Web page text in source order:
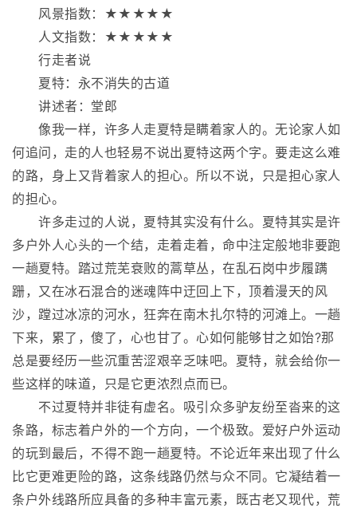
风景指数：★★★★★
人文指数：★★★★★
行走者说
夏特：永不消失的古道
讲述者：堂郎
像我一样，许多人走夏特是瞒着家人的。无论家人如
何追问，走的人也轻易不说出夏特这两个字。要走这么难
的路，身上又背着家人的担心。所以不说，只是担心家人
的担心。
许多走过的人说，夏特其实没有什么。夏特其实是许
多户外人心头的一个结，走着走着，命中注定般地非要跑
一趟夏特。踏过荒芜衰败的蒿草丛，在乱石岗中步履蹒
跚，又在冰石混合的迷魂阵中迂回上下，顶着漫天的风
沙，蹚过冰凉的河水，狂奔在南木扎尔特的河滩上。一趟
下来，累了，傻了，心也甘了。心如何能够甘之如饴?那
总是要经历一些沉重苦涩艰辛乏味吧。夏特，就会给你一
些这样的味道，只是它更浓烈点而已。
不过夏特并非徒有虚名。吸引众多驴友纷至沓来的这
条路，标志着户外的一个方向，一个极致。爱好户外运动
的玩到最后，不得不跑一趟夏特。不论近年来出现了什么
比它更难更险的路，这条线路仍然与众不同。它凝结着一
条户外线路所应具备的多种丰富元素，既古老又现代，荒